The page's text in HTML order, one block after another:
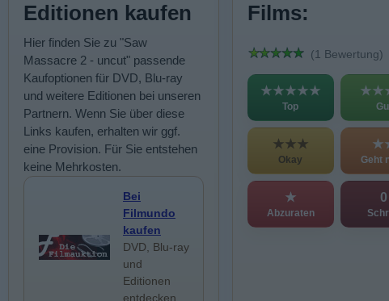
Editionen kaufen
Hier finden Sie zu "Saw
Massacre 2 - uncut" passende
Kaufoptionen für DVD, Blu-ray
und weitere Editionen bei unseren
Partnern. Wenn Sie über diese
Links kaufen, erhalten wir ggf.
eine Provision. Für Sie entstehen
keine Mehrkosten.
Bei
Filmundo
kaufen
DVD, Blu-ray
und
Editionen
entdecken
Films:
(1 Bewertung)
★★★★★
Top
★★★
Okay Geht
★
Abzuraten
0